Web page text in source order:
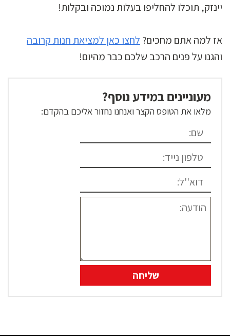
יינזק, תוכלו להחליפו בעלות נמוכה ובקלות!
אז למה אתם מחכים? לחצו כאן למציאת חנות קרובה
והגנו על פנים הרכב שלכם כבר מהיום!
מעוניינים במידע נוסף?
מלאו את הטופס הקצר ואנחנו נחזור אליכם בהקדם: